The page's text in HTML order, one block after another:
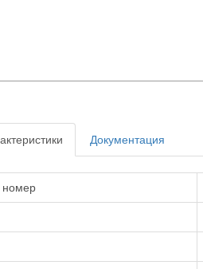
Документация
номер